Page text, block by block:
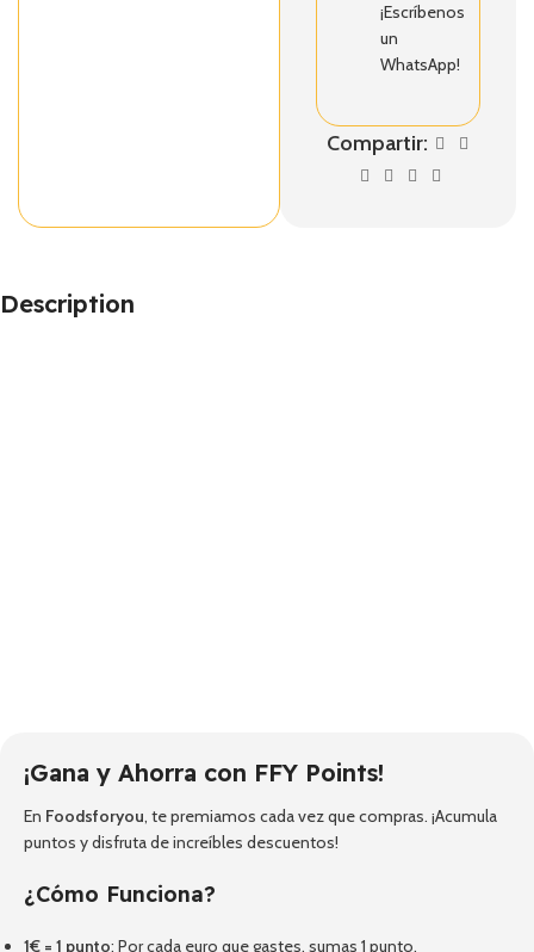
¡Escríbenos
un
WhatsApp!
Compartir:
Description
¡Gana y Ahorra con FFY Points!
En Foodsforyou, te premiamos cada vez que compras. ¡Acumula
puntos y disfruta de increíbles descuentos!
¿Cómo Funciona?
1€ = 1 punto: Por cada euro que gastes, sumas 1 punto.